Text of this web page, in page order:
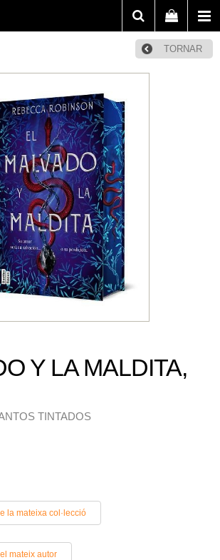
TORNAR
Y LA MALDITA,
TINTADOS
la mateixa col·lecció
mateix autor